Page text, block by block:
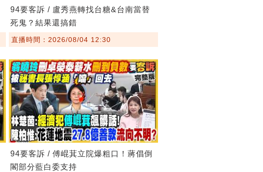
94要客訴 / 盧秀燕轉找台糖&台南當替
死鬼？結果還搞錯
直播時間：2026/08/04 12:30
94要客訴 / 傅崐萁立院爆粗口！蔣倡倒
閣部分藍白委支持